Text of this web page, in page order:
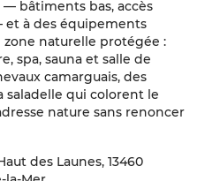
bâtiments bas, accès
à des équipements
naturelle protégée :
spa, sauna et salle de
camarguais, des
saladelle qui colorent le
nature sans renoncer
des Launes, 13460